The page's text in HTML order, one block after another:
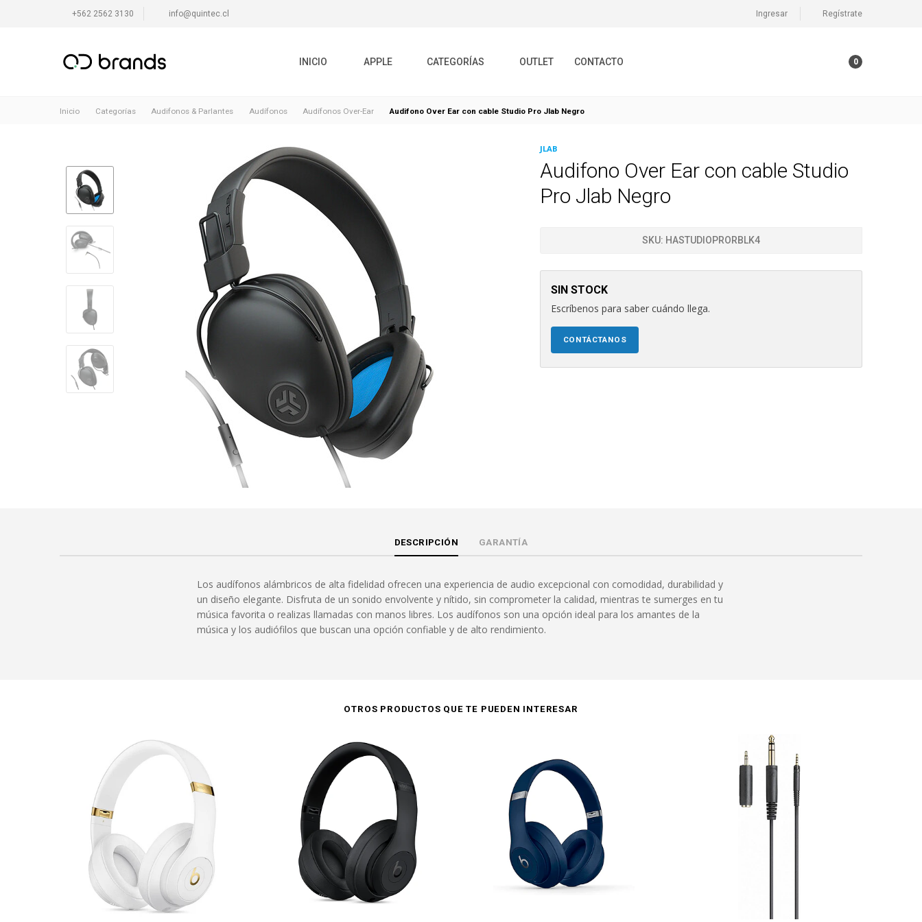
+562 2562 3130 info@quintec.cl Ingresar Regístrate
INICIO APPLE CATEGORÍAS OUTLET CONTACTO 0
Inicio Categorías Audifonos & Parlantes Audífonos Audífonos Over-Ear Audifono Over Ear con cable Studio Pro Jlab Negro
JLAB
Audifono Over Ear con cable Studio
Pro Jlab Negro
SKU: HASTUDIOPRORBLK4
SIN STOCK
Escríbenos para saber cuándo llega.
CONTÁCTANOS
DESCRIPCIÓN GARANTÍA
Los audífonos alámbricos de alta fidelidad ofrecen una experiencia de audio excepcional con comodidad, durabilidad y
un diseño elegante. Disfruta de un sonido envolvente y nítido, sin comprometer la calidad, mientras te sumerges en tu
música favorita o realizas llamadas con manos libres. Los audífonos son una opción ideal para los amantes de la
música y los audiófilos que buscan una opción confiable y de alto rendimiento.
OTROS PRODUCTOS QUE TE PUEDEN INTERESAR